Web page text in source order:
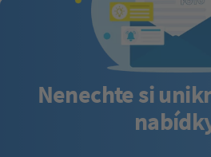
Nenechte si